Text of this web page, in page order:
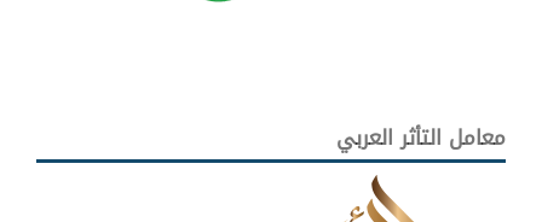
معامل التأثر العربي